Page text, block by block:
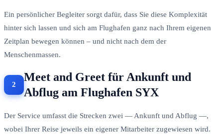
Ein persönlicher Begleiter sorgt dafür, dass Sie diese Komplexität
hinter sich lassen und sich am Flughafen ganz nach Ihrem eigenen
Zeitplan bewegen können – und nicht nach dem der
Menschenmassen.
Meet and Greet für Ankunft und
Abflug am Flughafen SYX
Der Service umfasst die Strecken zwei — Ankunft und Abflug —,
wobei Ihrer Reise jeweils ein eigener Mitarbeiter zugewiesen wird.